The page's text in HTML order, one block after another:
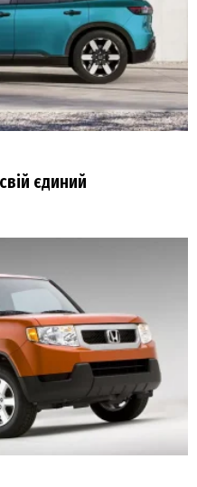
єдиний